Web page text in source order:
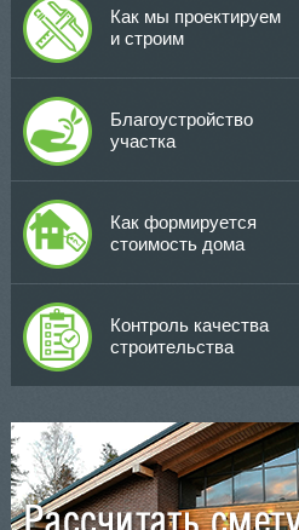
Как мы проектируем
и строим
Благоустройство
участка
Как формируется
стоимость дома
Контроль качества
строительства